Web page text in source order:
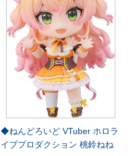
◆ねんどろいど VTuber ホロラ
イブプロダクション 桃鈴ねね